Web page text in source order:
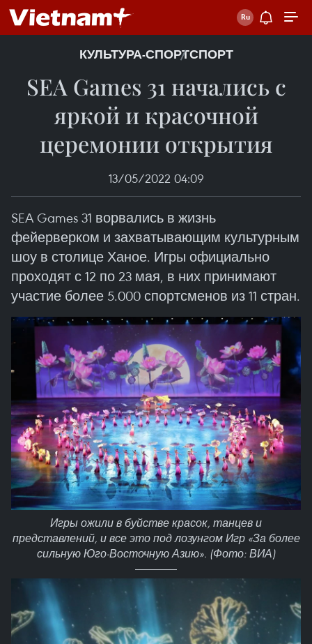
КУЛЬТУРА-СПОРТСПОРТ
SEA Games 31 начались с
яркой и красочной
церемонии открытия
13/05/2022 04:09
SEA Games 31 ворвались в жизнь
фейерверком и захватывающим культурным
шоу в столице Ханое. Игры официально
проходят с 12 по 23 мая, в них принимают
участие более 5.000 спортсменов из 11 стран.
Игры ожили в буйстве красок, танцев и
представлений, и все это под лозунгом Игр «За более
сильную Юго-Восточную Азию». (Фото: ВИА)